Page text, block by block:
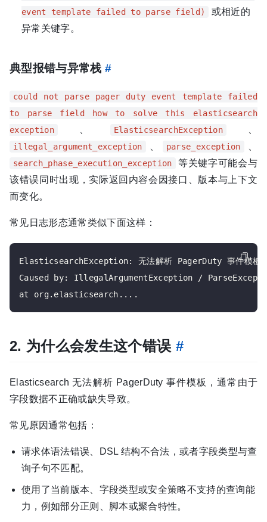
event template failed to parse field)
或相近的
异常关键字。
典型报错与异常栈 #
could not parse pager duty event template failed
to parse field how to solve this elasticsearch
exception
、 ElasticsearchException 、
illegal_argument_exception 、 parse_exception 、
search_phase_execution_exception
等关键字可能会与
该错误同时出现，实际返回内容会因接口、版本与上下文
而变化。
常见日志形态通常类似下面这样：
ElasticsearchException: 无法解析 PagerDuty 事件
Caused by: IllegalArgumentException /
2. 为什么会发生这个错误 #
Elasticsearch 无法解析 PagerDuty 事件模板，通常由于
字段数据不正确或缺失导致。
常见原因通常包括：
请求体语法错误、DSL 结构不合法，或者字段类型与查
询子句不匹配。
使用了当前版本、字段类型或安全策略不支持的查询能
力，例如部分正则、脚本或聚合特性。